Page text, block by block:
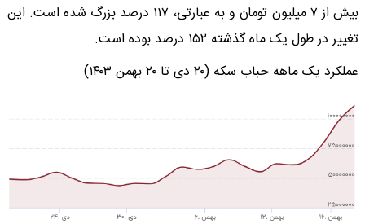
بیش از ۷ میلیون تومان و به عبارتی، ۱۱۷ درصد بزرگ شده است. این
تغییر در طول یک ماه گذشته ۱۵۲ درصد بوده است.
عملکرد یک ماهه حباب سکه (۲۰ دی تا ۲۰ بهمن ۱۴۰۳)